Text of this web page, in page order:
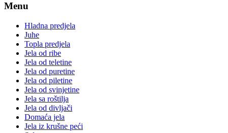
Menu
Hladna predjela
Juhe
Topla predjela
Jela od ribe
Jela od teletine
Jela od puretine
Jela od piletine
Jela od svinjetine
Jela sa roštilja
Jela od divljači
Domaća jela
Jela iz krušne peći